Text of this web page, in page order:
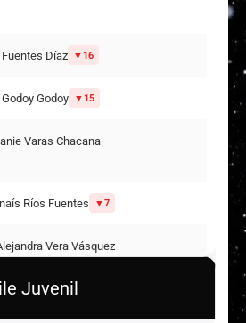
Díaz 16
Godoy 15
Varas Chacana
Ríos Fuentes 7
Vera Vásquez
León Parra
Juvenil